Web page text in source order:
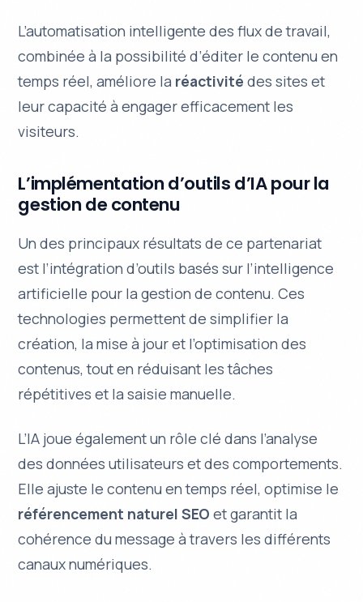
L’automatisation intelligente des flux de travail,
combinée à la possibilité d’éditer le contenu en
temps réel, améliore la réactivité des sites et
leur capacité à engager efficacement les
visiteurs.
L’implémentation d’outils d’IA pour la
gestion de contenu
Un des principaux résultats de ce partenariat
est l’intégration d’outils basés sur l’intelligence
artificielle pour la gestion de contenu. Ces
technologies permettent desimplifier la
création, la mise à jour et l’optimisation des
contenus, tout en réduisant les tâches
répétitives et la saisie manuelle.
L’IA joue également un rôle clé dans l’analyse
des données utilisateurs et des comportements.
Elle ajuste le contenu en temps réel, optimise le
référencement naturel SEO et garantit la
cohérence du message à travers les différents
canaux numériques.